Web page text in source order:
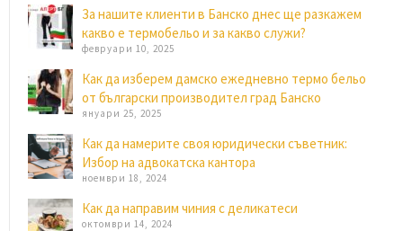
За нашите клиенти в Банско днес ще разкажем
какво е термобельо и за какво служи?
февруари 10, 2025
Как да изберем дамско ежедневно термо бельо
от български производител град Банско
януари 25, 2025
Как да намерите своя юридически съветник:
Избор на адвокатска кантора
ноември 18, 2024
Как да направим чиния с деликатеси
октомври 14, 2024